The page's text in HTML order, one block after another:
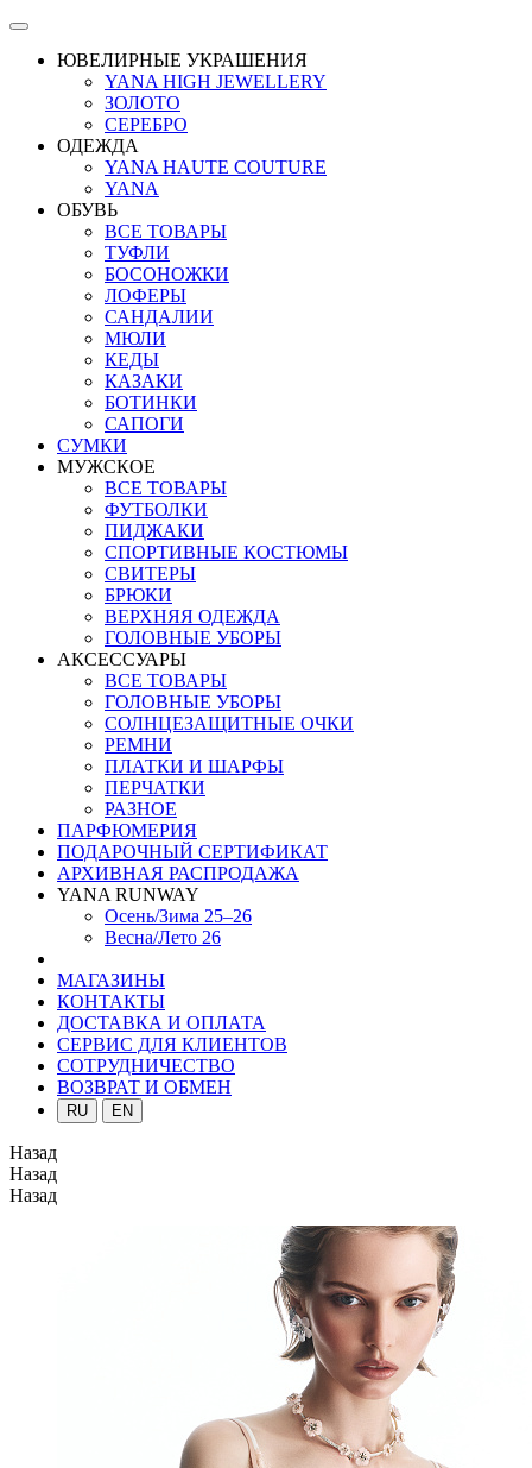
ЮВЕЛИРНЫЕ УКРАШЕНИЯ
YANA HIGH JEWELLERY
ЗОЛОТО
СЕРЕБРО
ОДЕЖДА
YANA HAUTE COUTURE
YANA
ОБУВЬ
ВСЕ ТОВАРЫ
ТУФЛИ
БОСОНОЖКИ
ЛОФЕРЫ
САНДАЛИИ
МЮЛИ
КЕДЫ
КАЗАКИ
БОТИНКИ
САПОГИ
СУМКИ
МУЖСКОЕ
ВСЕ ТОВАРЫ
ФУТБОЛКИ
ПИДЖАКИ
СПОРТИВНЫЕ КОСТЮМЫ
СВИТЕРЫ
БРЮКИ
ВЕРХНЯЯ ОДЕЖДА
ГОЛОВНЫЕ УБОРЫ
АКСЕССУАРЫ
ВСЕ ТОВАРЫ
ГОЛОВНЫЕ УБОРЫ
СОЛНЦЕЗАЩИТНЫЕ ОЧКИ
РЕМНИ
ПЛАТКИ И ШАРФЫ
ПЕРЧАТКИ
РАЗНОЕ
ПАРФЮМЕРИЯ
ПОДАРОЧНЫЙ СЕРТИФИКАТ
АРХИВНАЯ РАСПРОДАЖА
YANA RUNWAY
Осень/Зима 25–26
Весна/Лето 26
МАГАЗИНЫ
КОНТАКТЫ
ДОСТАВКА И ОПЛАТА
СЕРВИС ДЛЯ КЛИЕНТОВ
СОТРУДНИЧЕСТВО
ВОЗВРАТ И ОБМЕН
RU EN
Назад
Назад
Назад